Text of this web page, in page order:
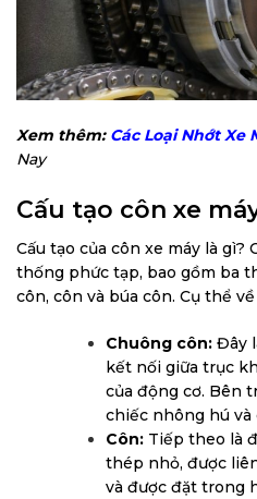
Xem thêm: Các Loại Nhớt Xe
Nay
Cấu tạo côn xe
Cấu tạo của côn xe máy là gì?
thống phức tạp, bao gồm ba
côn, côn và búa côn. Cụ thể
Chuông côn: Đây
kết nối giữa trục
của động cơ. Bên
chiếc nhông hú và
Côn: Tiếp theo là
thép nhỏ, được
và được đặt trong